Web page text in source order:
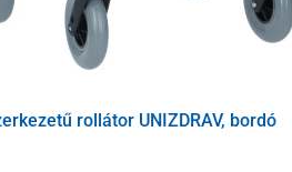
rollátor UNIZDRAV, bordó